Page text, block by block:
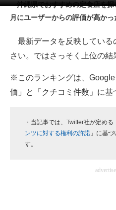
メディア
注目記事を集めた総合ページ
ITの今と未来を見通す
ビジネスと働き方のヒント
沖縄県でおすすめの定食店を探
月にユーザーからの評価が高かっ
最新データを反映している
さい。ではさっそく上位の結
※このランキングは、
価」と「クチコミ件数」に基
・当記事では、Twitter社が定める
ンツに対する権利の許諾 」に基
す。